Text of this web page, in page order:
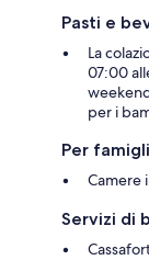
Pasti e
La
07:00
per i
Per
Camere
Servizi di